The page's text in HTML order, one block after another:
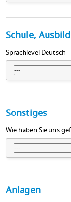
Schule,
Sprachlevel Deutsch
---
Sonstiges
Wie haben Sie uns
---
Anlagen